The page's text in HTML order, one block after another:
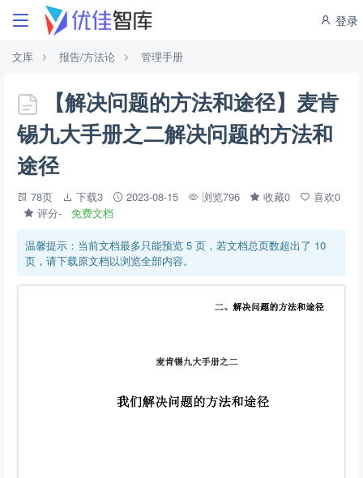
登录
文库 报告/方法论 管理手册
【解决问题的方法和途径】麦肯
锡九大手册之二解决问题的方法和
途径
78页 下载3 2023-08-15 浏览796 收藏0
喜欢0
评分- 免费文档
温馨提示：当前文档最多只能预览 5 页，若文档总页数超出了 10
页，请下载原文档以浏览全部内容。